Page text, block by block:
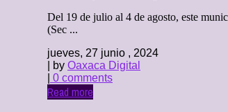
Del 19 de julio al 4 de agosto, este
(Sec ...
jueves, 27 junio , 2024
| by Oaxaca Digital
0 comments
Read more